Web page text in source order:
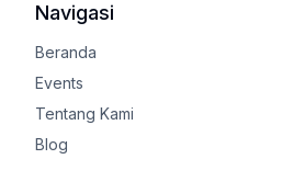
Navigasi
Beranda
Events
Tentang Kami
Blog